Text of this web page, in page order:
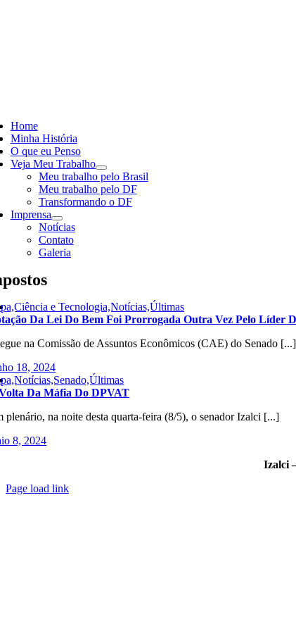
Home
Minha História
O que eu Penso
Veja Meu Trabalho
Meu trabalho pelo Brasil
Meu trabalho pelo DF
Transformando o DF
Imprensa
Notícias
Contato
Galeria
e Tecnologia,Notícias,Últimas
Da Lei Do Bem Foi Prorrogada Outra Vez Pelo Líder
na Comissão de Assuntos Econômicos (CAE) do Senado [...]
18, 2024
Da Máfia Do DPVAT
plenário, na noite desta quarta-feira (8/5), o senador Izalci [...]
8, 2024
Izalci
Page load link